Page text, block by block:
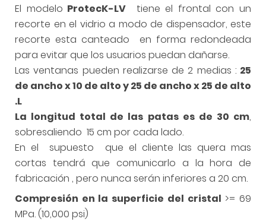
El modelo ProtecK-LV tiene el frontal con un
recorte en el vidrio a modo de dispensador, este
recorte esta canteado en forma redondeada
para evitar que los usuarios puedan dañarse.
Las ventanas pueden realizarse de 2 medias : 25
de ancho x 10 de alto y 25 de ancho x 25 de alto
.L
La longitud total de las patas es de 30 cm,
sobresaliendo 15 cm por cada lado.
En el supuesto que el cliente las quera mas
cortas tendrá que comunicarlo a la hora de
fabricación , pero nunca serán inferiores a 20 cm.
Compresión en la superficie del cristal >= 69
MPa. (10,000 psi)